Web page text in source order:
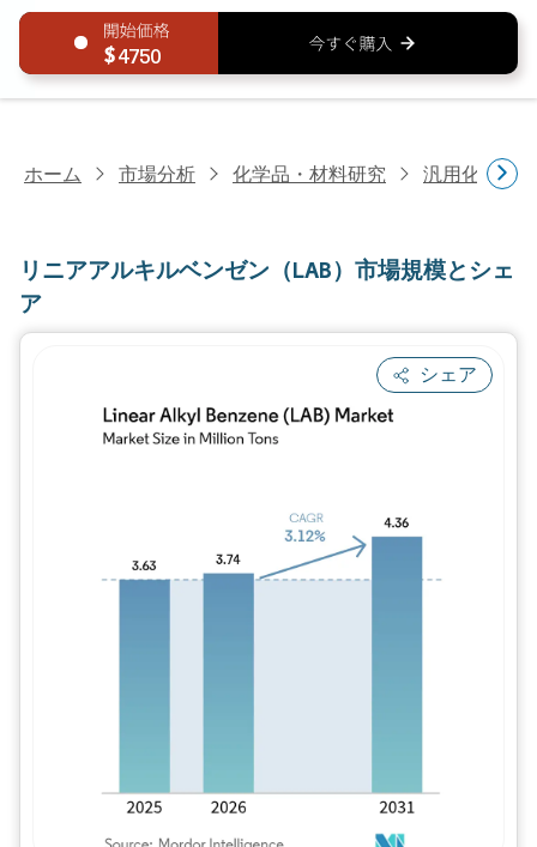
4750
ホーム 市場分析 化学品・材料研究 汎用化学品
リニアアルキルベンゼン（LAB）市場規模とシェ
ア
シェア